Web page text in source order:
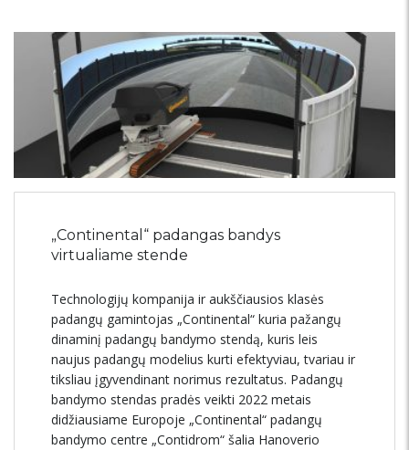
„Continental“ padangas bandys
virtualiame stende
Technologijų kompanija ir aukščiausios klasės
padangų gamintojas „Continental“ kuria pažangų
dinaminį padangų bandymo stendą, kuris leis
naujus padangų modelius kurti efektyviau, tvariau ir
tiksliau įgyvendinant norimus rezultatus. Padangų
bandymo stendas pradės veikti 2022 metais
didžiausiame Europoje „Continental“ padangų
bandymo centre „Contidrom“ šalia Hanoverio